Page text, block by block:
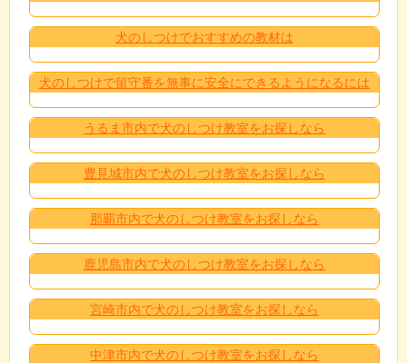
犬のしつけでおすすめの教材は
犬のしつけで留守番を無事に安全にできるようになるには
うるま市内で犬のしつけ教室をお探しなら
豊見城市内で犬のしつけ教室をお探しなら
那覇市内で犬のしつけ教室をお探しなら
鹿児島市内で犬のしつけ教室をお探しなら
宮崎市内で犬のしつけ教室をお探しなら
中津市内で犬のしつけ教室をお探しなら